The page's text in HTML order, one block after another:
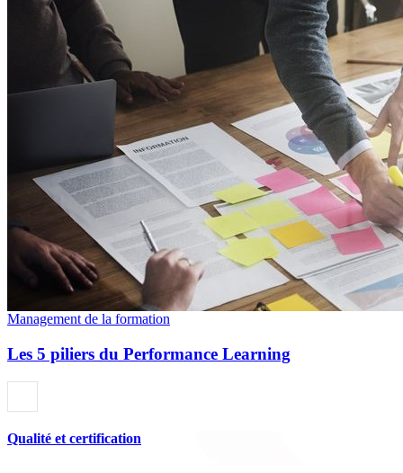
Management de la formation
Les 5 piliers du Performance Learning
Qualité et certification